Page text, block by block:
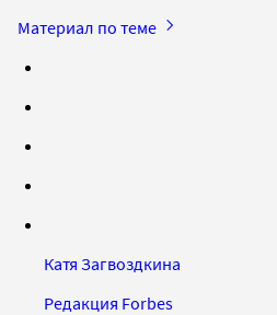
Материал по теме
Катя Загвоздкина
Редакция Forbes